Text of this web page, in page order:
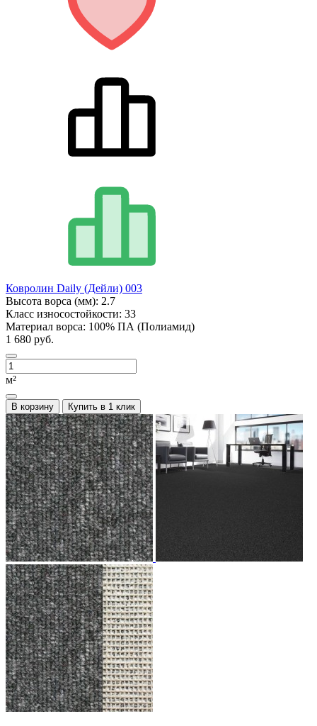
Ковролин Daily (Дейли) 003
Высота ворса (мм): 2.7
Класс износостойкости: 33
Материал ворса: 100% ПА (Полиамид)
1 680 руб.
м²
В корзину Купить в 1 клик